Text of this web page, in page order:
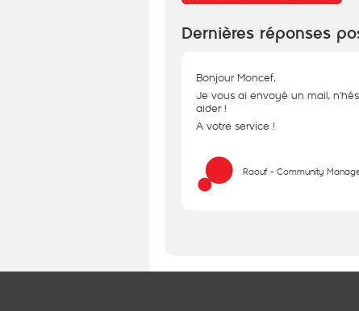
Dernières réponses
Bonjour Moncef,
Je vous ai envoyé un mail,
aider !
A votre service !
Raouf - Community